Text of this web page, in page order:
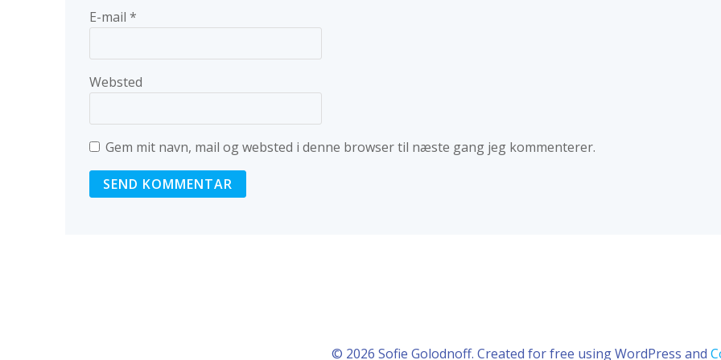
E-mail *
Websted
Gem mit navn, mail og websted i denne browser til næste gang jeg kommenterer.
© 2026 Sofie Golodnoff. Created for free using WordPress and